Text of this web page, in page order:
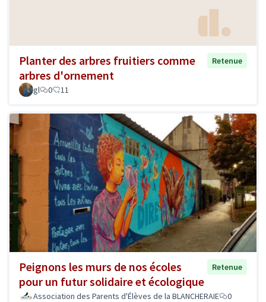
Planter des arbres fruitiers comme
arbres d'ornement
Retenue
gl 0 11
Peignons les murs de nos écoles
pour un futur solidaire et écologique
Retenue
Association des Parents d'Élèves de la BLANCHERAIE
0